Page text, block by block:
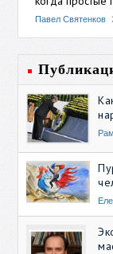
Павел Святенков